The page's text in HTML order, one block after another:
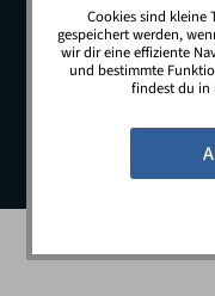
© 2026
Blog Jobs
Preise
Cookies sind kleine
gespeichert werden,
wir dir eine effiziente
und bestimmte
findest du in